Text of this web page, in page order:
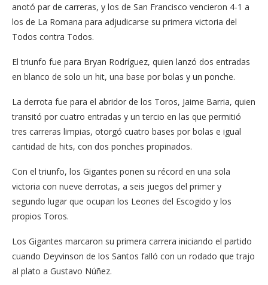
anotó par de carreras, y los de San Francisco vencieron 4-1 a
los de La Romana para adjudicarse su primera victoria del
Todos contra Todos.
El triunfo fue para Bryan Rodríguez, quien lanzó dos entradas
en blanco de solo un hit, una base por bolas y un ponche.
La derrota fue para el abridor de los Toros, Jaime Barria, quien
transitó por cuatro entradas y un tercio en las que permitió
tres carreras limpias, otorgó cuatro bases por bolas e igual
cantidad de hits, con dos ponches propinados.
Con el triunfo, los Gigantes ponen su récord en una sola
victoria con nueve derrotas, a seis juegos del primer y
segundo lugar que ocupan los Leones del Escogido y los
propios Toros.
Los Gigantes marcaron su primera carrera iniciando el partido
cuando Deyvinson de los Santos falló con un rodado que trajo
al plato a Gustavo Núñez.